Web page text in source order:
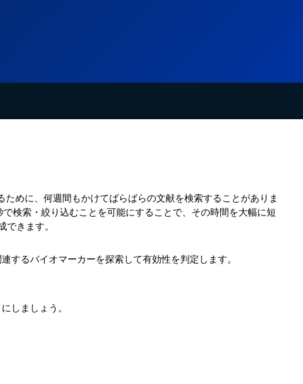
めに、何週間もかけてばらばらの文献を検索することがありま
検索・絞り込むことを可能にすることで、その時間を大幅に短
きます。
るバイオマーカーを探索して有効性を判定します。
しましょう。